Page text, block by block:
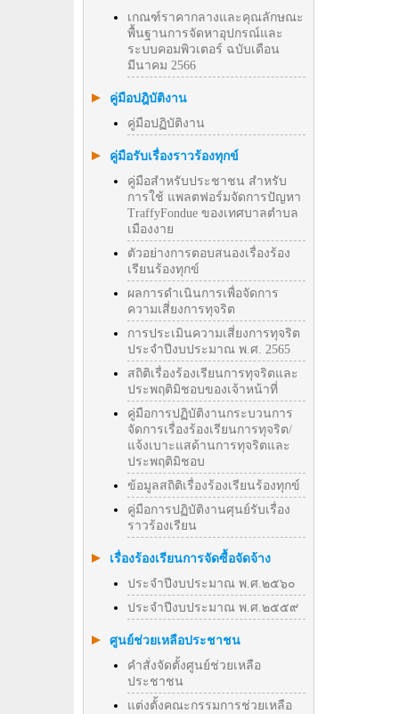
เกณฑ์ราคากลางและคุณลักษณะ
พื้นฐานการจัดหาอุปกรณ์และ
ระบบคอมพิวเตอร์ ฉบับเดือน
มีนาคม 2566
คู่มือปฎิบัติงาน
คู่มือปฏิบัติงาน
คู่มือรับเรื่องราวร้องทุกข์
คู่มือสำหรับประชาชน สำหรับ
การใช้ แพลตฟอร์มจัดการปัญหา
TraffyFondue ของเทศบาลตำบล
เมืองงาย
ตัวอย่างการตอบสนองเรื่องร้อง
เรียนร้องทุกข์
ผลการดำเนินการเพื่อจัดการ
ความเสี่ยงการทุจริต
การประเมินความเสี่ยงการทุจริต
ประจำปีงบประมาณ พ.ศ. 2565
สถิติเรื่องร้องเรียนการทุจริตและ
ประพฤติมิชอบของเจ้าหน้าที่
คู่มือการปฏิบัติงานกระบวนการ
จัดการเรื่องร้องเรียนการทุจริต/
แจ้งเบาะแสด้านการทุจริตและ
ประพฤติมิชอบ
ข้อมูลสถิติเรื่องร้องเรียนร้องทุกข์
คู่มือการปฏิบัติงานศุนย์รับเรื่อง
ราวร้องเรียน
เรื่องร้องเรียนการจัดซื้อจัดจ้าง
ประจำปีงบประมาณ พ.ศ.๒๕๖๐
ประจำปีงบประมาณ พ.ศ.๒๕๕๙
ศูนย์ช่วยเหลือประชาชน
คำสั่งจัดตั้งศูนย์ช่วยเหลือ
ประชาชน
แต่งตั้งคณะกรรมการช่วยเหลือ